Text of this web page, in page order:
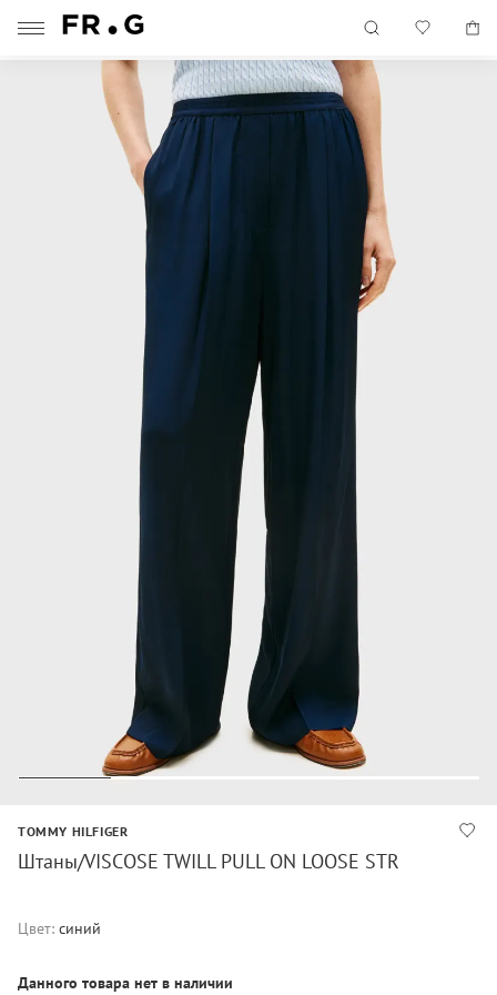
TOMMY HILFIGER
Штаны/VISCOSE TWILL PULL ON LOOSE STR
Цвет: синий
Данного товара нет в наличии